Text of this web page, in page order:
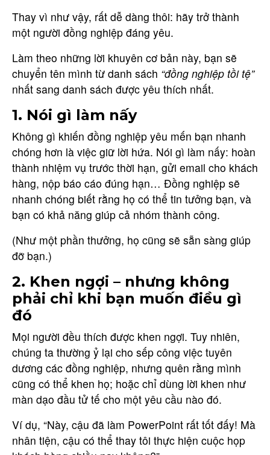
Thay vì như vậy, rất dễ dàng thôi: hãy trở thành
một người đồng nghiệp đáng yêu.
Làm theo những lời khuyên cơ bản này, bạn sẽ
chuyển tên mình từ danh sách “đồng nghiệp tồi tệ”
nhất sang danh sách được yêu thích nhất.
1. Nói gì làm nấy
Không gì khiến đồng nghiệp yêu mến bạn nhanh
chóng hơn là việc giữ lời hứa. Nói gì làm nấy: hoàn
thành nhiệm vụ trước thời hạn, gửi email cho khách
hàng, nộp báo cáo đúng hạn… Đồng nghiệp sẽ
nhanh chóng biết rằng họ có thể tin tưởng bạn, và
bạn có khả năng giúp cả nhóm thành công.
(Như một phần thưởng, họ cũng sẽ sẵn sàng giúp
đỡ bạn.)
2. Khen ngợi – nhưng không
phải chỉ khi bạn muốn điều gì
đó
Mọi người đều thích được khen ngợi. Tuy nhiên,
chúng ta thường ỷ lại cho sếp công việc tuyên
dương các đồng nghiệp, nhưng quên rằng mình
cũng có thể khen họ; hoặc chỉ dùng lời khen như
màn dạo đầu tử tế cho một yêu cầu nào đó.
Ví dụ, “Này, cậu đã làm PowerPoint rất tốt đấy! Mà
nhân tiện, cậu có thể thay tôi thực hiện cuộc họp